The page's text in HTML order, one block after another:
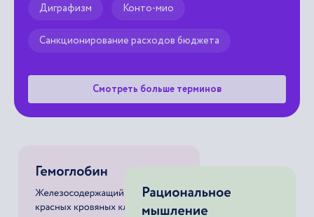
Диграфизм Конто-мио
Санкционирование расходов бюджета
Смотреть больше терминов